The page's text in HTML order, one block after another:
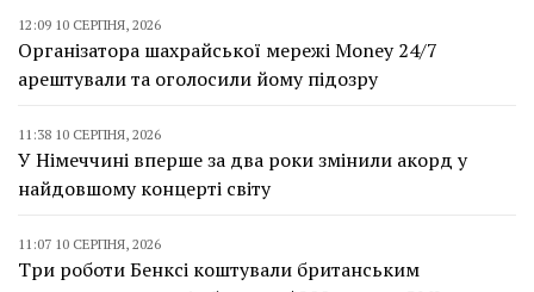
12:09 10 СЕРПНЯ, 2026
Організатора шахрайської мережі Money 24/7
арештували та оголосили йому підозру
11:38 10 СЕРПНЯ, 2026
У Німеччині вперше за два роки змінили акорд у
найдовшому концерті світу
11:07 10 СЕРПНЯ, 2026
Три роботи Бенксі коштували британським